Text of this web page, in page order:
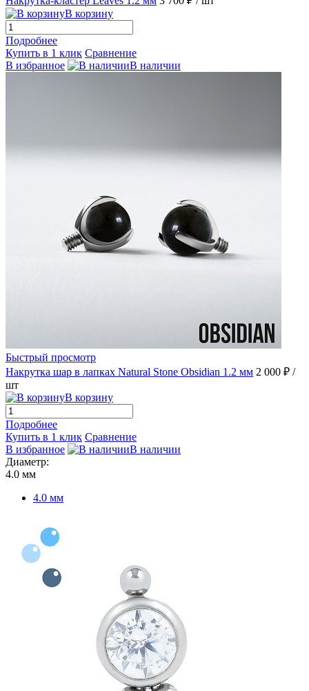
В корзину
Подробнее
Купить в 1 клик Сравнение
В избранное
В наличии
Быстрый просмотр
Накрутка шар в лапках Natural Stone Obsidian 1.2 мм 2 000 ₽ /
шт
В корзину
Подробнее
Купить в 1 клик Сравнение
В избранное
В наличии
Диаметр:
4.0 мм
4.0 мм